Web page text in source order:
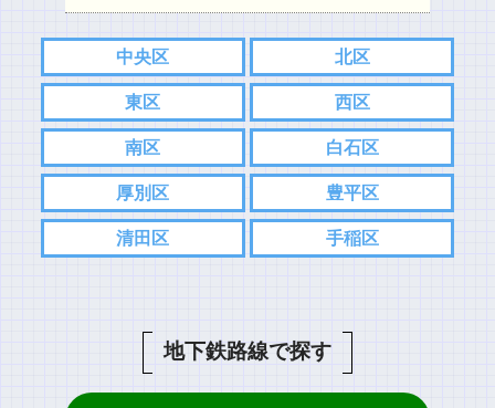
中央区 北区
東区 西区
南区 白石区
厚別区 豊平区
清田区 手稲区
地下鉄路線で探す